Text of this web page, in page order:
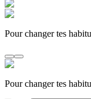
Pour changer tes
Pour changer tes